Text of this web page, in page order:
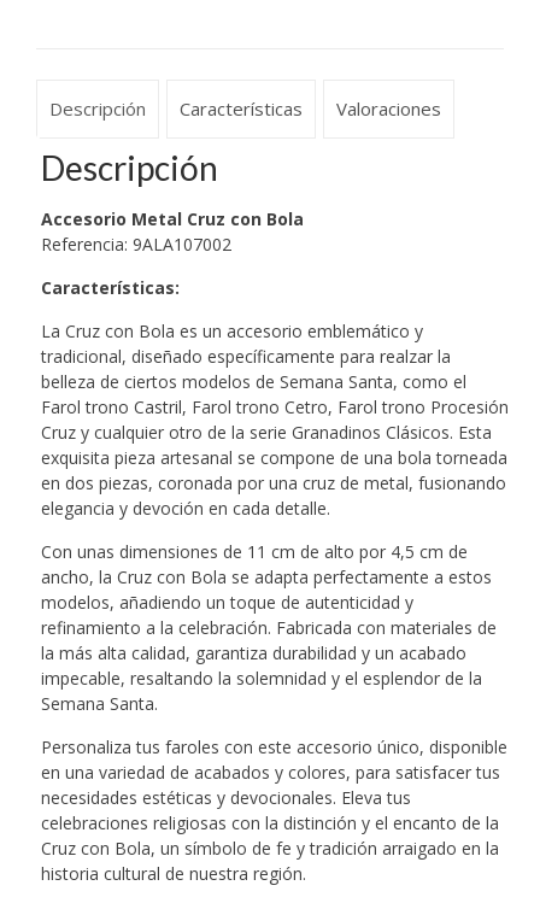
Descripción Características Valoraciones
Descripción
Accesorio Metal Cruz con Bola
Referencia: 9ALA107002
Características:
La Cruz con Bola es un accesorio emblemático y
tradicional, diseñado específicamente para realzar la
belleza de ciertos modelos de Semana Santa, como el
Farol trono Castril, Farol trono Cetro, Farol trono Procesión
Cruz y cualquier otro de la serie Granadinos Clásicos. Esta
exquisita pieza artesanal se compone de una bola torneada
en dos piezas, coronada por una cruz de metal, fusionando
elegancia y devoción en cada detalle.
Con unas dimensiones de 11 cm de alto por 4,5 cm de
ancho, la Cruz con Bola se adapta perfectamente a estos
modelos, añadiendo un toque de autenticidad y
refinamiento a la celebración. Fabricada con materiales de
la más alta calidad, garantiza durabilidad y un acabado
impecable, resaltando la solemnidad y el esplendor de la
Semana Santa.
Personaliza tus faroles con este accesorio único, disponible
en una variedad de acabados y colores, para satisfacer tus
necesidades estéticas y devocionales. Eleva tus
celebraciones religiosas con la distinción y el encanto de la
Cruz con Bola, un símbolo de fe y tradición arraigado en la
historia cultural de nuestra región.